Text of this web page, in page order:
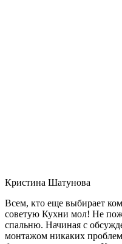
Кристина Шатунова
Всем, кто еще выбирает
советую Кухни мол! Не
спальню. Начиная с
монтажом никаких